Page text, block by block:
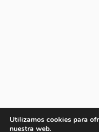
Utilizamos cookies para
nuestra web.